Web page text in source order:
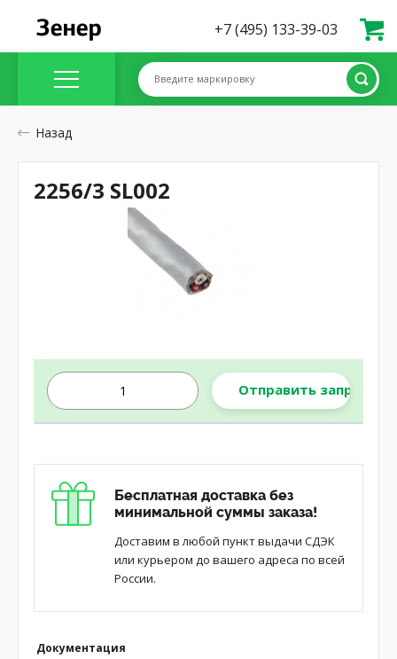
+7 (495) 133-39-03
Введите маркировку
Назад
Отправить запрос
Бесплатная доставка без
минимальной суммы заказа!
Доставим в любой пункт выдачи СДЭК
или курьером до вашего адреса по всей
России.
Документация
2256/3 SL002